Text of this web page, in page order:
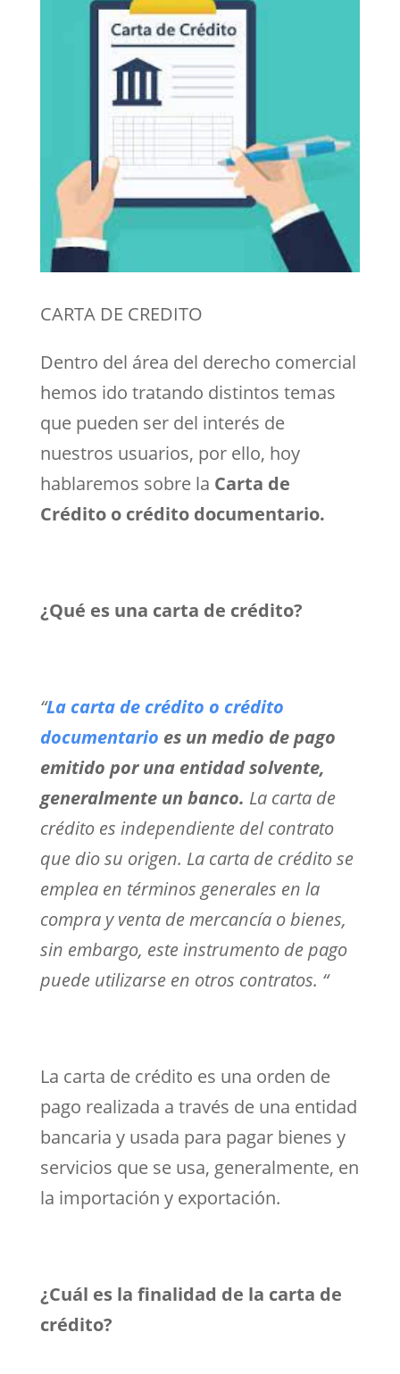
CARTA DE CREDITO
Dentro del área del derecho comercial
hemos ido tratando distintos temas
que pueden ser del interés de
nuestros usuarios, por ello, hoy
hablaremos sobre la Carta de
Crédito o crédito documentario.
¿Qué es una carta de crédito?
“La carta de crédito o crédito
documentario es un medio de pago
emitido por una entidad solvente,
generalmente un banco. La carta de
crédito es independiente del contrato
que dio su origen. La carta de crédito se
emplea en términos generales en la
compra y venta de mercancía o bienes,
sin embargo, este instrumento de pago
puede utilizarse en otros contratos. “
La carta de crédito es una orden de
pago realizada a través de una entidad
bancaria y usada para pagar bienes y
servicios que se usa, generalmente, en
la importación y exportación.
¿Cuál es la finalidad de la carta de
crédito?